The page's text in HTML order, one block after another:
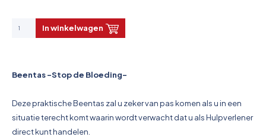
Brandbestrijding & Rookmelders
In winkelwagen
Beentas -Stop de Bloeding-
Deze praktische Beentas zal u zeker van pas komen als u in een
situatie terecht komt waarin wordt verwacht dat u als Hulpverlener
direct kunt handelen.